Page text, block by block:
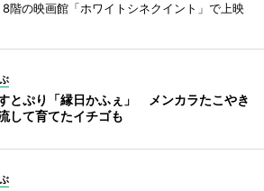
階の映画館「ホワイトシネクイント」で上映
とぷり「縁日かふぇ」 メンカラたこやき
して育てたイチゴも